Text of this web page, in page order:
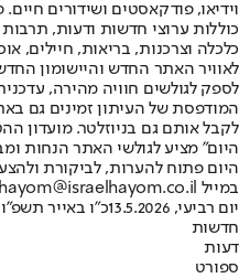
וידיאו, פודקאסטים ושידורים
כוללות ערוצי חדשות ודעות, תרבות
לאוויר האתר החדש והיישומון
לספק לגולשים חוויה מהירה,
המודפסת של העיתון זמינים גם
לקבל אותם גם בניוזלטר. מועדון
היום" מציע לגולשי האתר הנחות
היום פתוח להערות, לביקורת
במייל hayom@israelhayom.co.il.
יום רביעי, 13.5.2026
כ"ו באייר תשפ"ו
חדשות
דעות
ספורט